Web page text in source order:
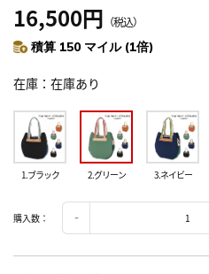
16,500円 （税込）
積算 150 マイル (1倍)
在庫 在庫あり
1.ブラック 2.グリーン 3.ネイビー
購入数：